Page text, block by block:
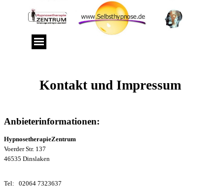
Kontakt und Impressum
Anbieterinformationen:
HypnosetherapieZentrum
Voerder Str. 137
46535 Dinslaken
Tel: 02064 7323637